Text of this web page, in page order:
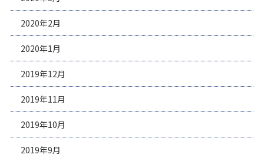
2020年2月
2020年1月
2019年12月
2019年11月
2019年10月
2019年9月